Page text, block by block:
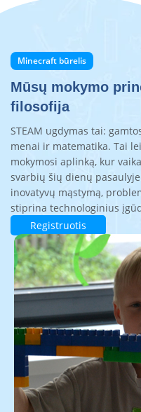
Minecraft būrelis
Mūsų mokymo
filosofija
STEAM ugdymas tai:
menai ir matematika. Tai
mokymosi aplinką, kur
svarbių šių dienų
inovatyvų mąstymą,
stiprina technologinius
Registruotis